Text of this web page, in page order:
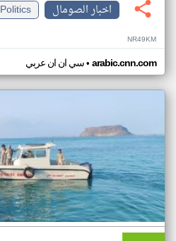
اخبار الصومال
Politics
NR49KM
سي ان ان عربي• arabic.cnn.com